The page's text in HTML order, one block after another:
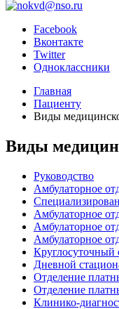
Facebook
Вконтакте
Twitter
Одноклассники
Главная
Пациенту
Виды
Виды
Руководство
Амбулаторное
Амбулаторное
Амбулаторное
Амбулаторное
Круглосуточный
Дневной
Отделение
Отделение
Клинико-